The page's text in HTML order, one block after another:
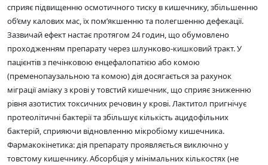
сприяє підвищенню осмотичного тиску в кишечнику, збільшенню
об’єму калових мас, їх пом’якшенню та полегшенню дефекації.
Зазвичай ефект настає протягом 24 годин, що обумовлено
проходженням препарату через шлунково-кишковий тракт. У
пацієнтів з печінковою енцефалопатією або комою
(пременопаузальною та комою) дія досягається за рахунок
міграції аміаку з крові у товстий кишечник, що сприяє зниженню
рівня азотистих токсичних речовин у крові. Лактитол пригнічує
протеолітичні бактерії та збільшує кількість ацидофільних
бактерій, сприяючи відновленню мікробіому кишечника.
Фармакокінетика: дія препарату проявляється виключно у
товстому кишечнику. Абсорбція у мінімальних кількостях (не